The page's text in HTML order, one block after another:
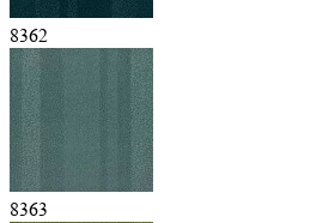
8362
8363